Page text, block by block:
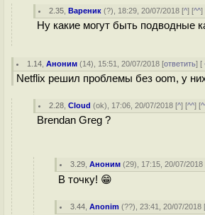
2.35 ,Вареник (?), 18:29, 20/07/2018 [^] [^^]
Ну какие могут быть подводные
1.14 ,Аноним (14), 15:51, 20/07/2018 [ответить] [
Netflix решил проблемы без oom, у
2.28 ,Cloud (ok), 17:06, 20/07/2018 [^] [^^] [
Brendan Greg ?
3.29 ,Аноним (29), 17:15, 20/07/2018
В точку! 😁
3.44 ,Anonim (??), 23:41, 20/07/2018